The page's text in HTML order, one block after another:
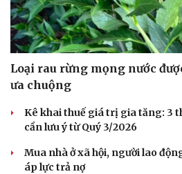
Sân khấu - Điện ảnh
Văn học
Di sản
Loại rau rừng mọng nước
ưa chuộng
Kê khai thuế giá trị gia tăng: 3
cần lưu ý từ Quý 3/2026
Mua nhà ở xã hội, người lao
áp lực trả nợ